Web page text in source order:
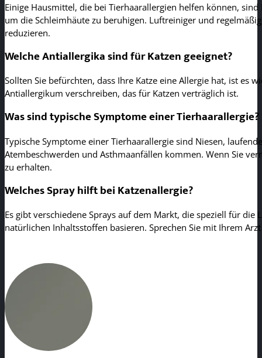
Einige Hausmittel, die bei Tierhaarallergien helfen können,
um die Schleimhäute zu beruhigen. Luftreiniger und
reduzieren.
Welche Antiallergika sind für Katzen geeignet?
Sollten Sie befürchten, dass Ihre Katze eine Allergie hat, ist es
Antiallergikum verschreiben, das für Katzen verträglich ist.
Was sind typische Symptome einer Tierhaarallergie?
Typische Symptome einer Tierhaarallergie sind Niesen,
Atembeschwerden und Asthmaanfällen kommen. Wenn Sie
zu erhalten.
Welches Spray hilft bei Katzenallergie?
Es gibt verschiedene Sprays auf dem Markt, die speziell für
natürlichen Inhaltsstoffen basieren. Sprechen Sie mit Ihrem